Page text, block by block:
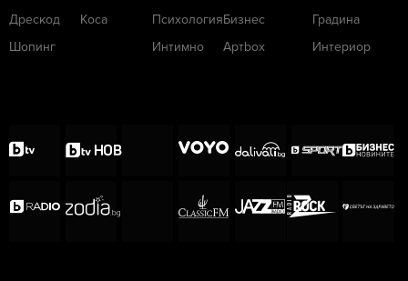
Дрескод
Шопинг
Коса
Психология
Интимно
Бизнес
Артbox
Градина
Интериор